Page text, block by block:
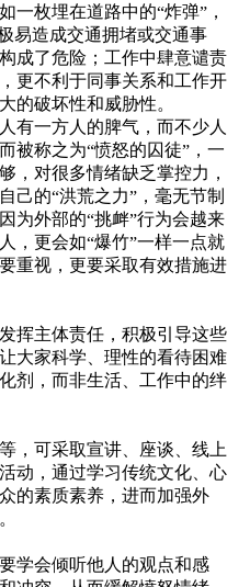
一枚埋在道路中的“炸弹”，
易造成交通拥堵或交通事
成了危险；工作中肆意谴责
更不利于同事关系和工作开
的破坏性和威胁性。
有一方人的脾气，而不少人
被称之为“愤怒的囚徒”，一
，对很多情绪缺乏掌控力，
己的“洪荒之力”，毫无节制
为外部的“挑衅”行为会越来
，更会如“爆竹”一样一点就
重视，更要采取有效措施进
挥主体责任，积极引导这些
大家科学、理性的看待困难
剂，而非生活、工作中的绊
，可采取宣讲、座谈、线上
动，通过学习传统文化、心
的素质素养，进而加强外
学会倾听他人的观点和感